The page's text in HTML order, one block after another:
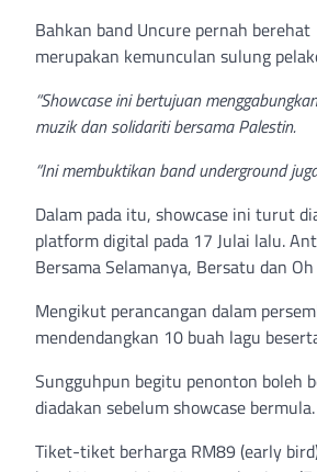
Bahkan band Uncure pernah
merupakan kemunculan sulung
“Showcase ini bertujuan
muzik dan solidariti bersama Palestin.
“Ini membuktikan band underground
Dalam pada itu, showcase ini turut
platform digital pada 17 Julai lalu.
Bersama Selamanya, Bersatu dan
Mengikut perancangan dalam
mendendangkan 10 buah lagu
Sungguhpun begitu penonton
diadakan sebelum showcase bermula.
Tiket-tiket berharga RM89 (early